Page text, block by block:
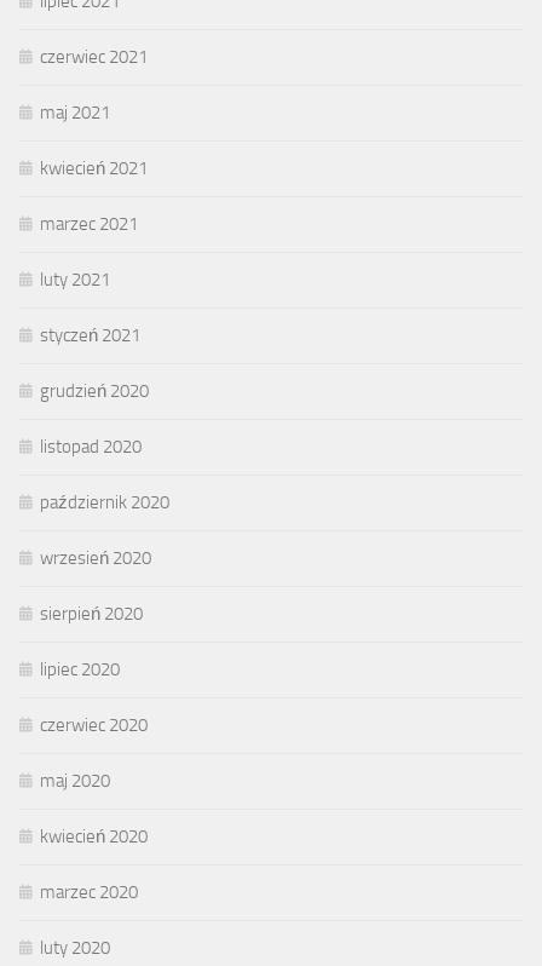
czerwiec 2021
maj 2021
kwiecień 2021
marzec 2021
luty 2021
styczeń 2021
grudzień 2020
listopad 2020
październik 2020
wrzesień 2020
sierpień 2020
lipiec 2020
czerwiec 2020
maj 2020
kwiecień 2020
marzec 2020
luty 2020